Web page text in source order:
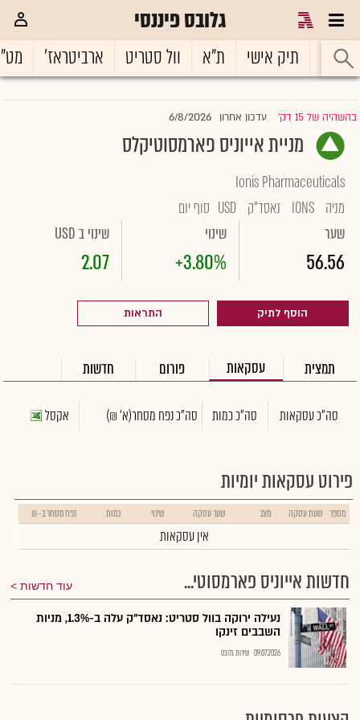
גלובס פיננסי
ראשי תיק אישי ת"א וול סטריט ארביטראז'
בהשהיה של 15 דק' |עדכון אחרון 6/8/2026
מניית אייוניס פארמסוטיקלס
Ionis Pharmaceuticals
מניה IONS נאסד"ק USD סוף יום
שער
56.56
שינוי
+3.80%
שינוי ב USD
2.07
הוסף לתיק התראות
תמצית עסקאות פורום חדשות
סה"כ עסקאות סה"כ כמות סה"כ נפח מסחר(א' ₪) אקסל
פירוט עסקאות יומיות
מספר שעת עסקה מצב שער עסקה שינוי כמות נפח מסחר ב- ₪
אין עסקאות
חדשות אייוניס פארמסוטי... עוד חדשות
נעילה ירוקה בוול סטריט: נאסד"ק עלה ב-1.3%, מניות
השבבים זינקו
09.07.2026 שירות גלובס